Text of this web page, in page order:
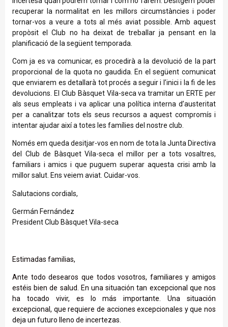
recuperar la normalitat en les millors circumstàncies i poder
tornar-vos a veure a tots al més aviat possible. Amb aquest
propòsit el Club no ha deixat de treballar ja pensant en la
planificació de la següent temporada.
Com ja es va comunicar, es procedirà a la devolució de la part
proporcional de la quota no gaudida. En el següent comunicat
que enviarem es detallarà tot procés a seguir i l’inici i la fi de les
devolucions. El Club Bàsquet Vila-seca va tramitar un ERTE per
als seus empleats i va aplicar una política interna d’austeritat
per a canalitzar tots els seus recursos a aquest compromís i
intentar ajudar així a totes les famílies del nostre club.
Només em queda desitjar-vos en nom de tota la Junta Directiva
del Club de Bàsquet Vila-seca el millor per a tots vosaltres,
familiars i amics i que puguem superar aquesta crisi amb la
millor salut. Ens veiem aviat. Cuidar-vos.
Salutacions cordials,
Germán Fernández
President Club Bàsquet Vila-seca​
Estimadas familias,
Ante todo desearos que todos vosotros, familiares y amigos
estéis bien de salud. En una situación tan excepcional que nos
ha tocado vivir, es lo más importante. Una situación
excepcional, que requiere de acciones excepcionales y que nos
deja un futuro lleno de incertezas.